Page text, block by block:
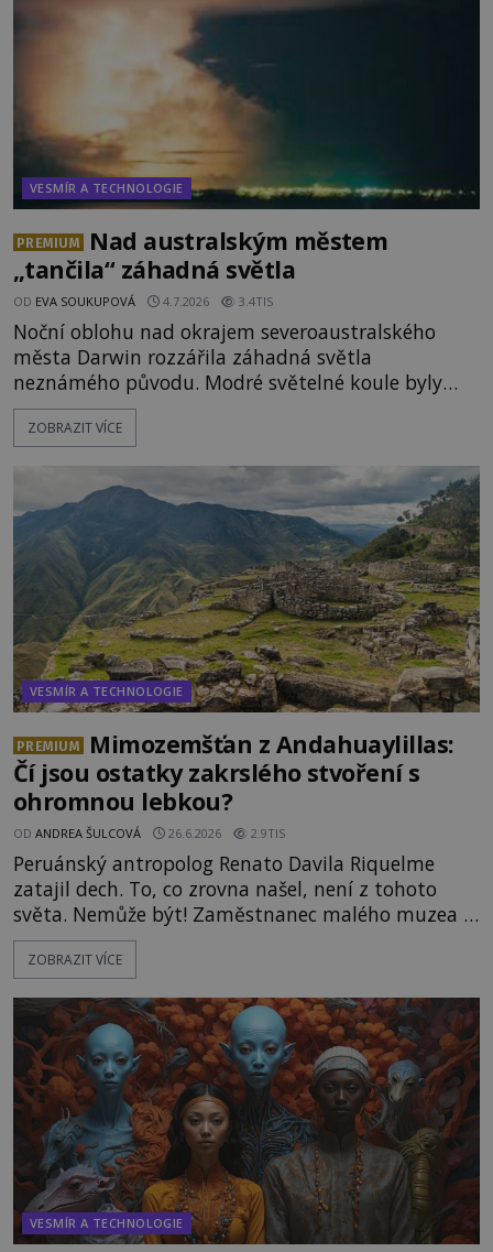
VESMÍR A TECHNOLOGIE
PREMIUM
Nad australským městem
„tančila“ záhadná světla
OD EVA SOUKUPOVÁ 4.7.2026 3.4TIS
Noční oblohu nad okrajem severoaustralského
města Darwin rozzářila záhadná světla
neznámého původu. Modré světelné koule byly
viditelné nejméně dvacet minut, během nichž se
opakovaně objevovaly a zase mizely. Svědek, který
mohlo jít o návštěvu ze světa duchů. Záhadný
záznam okamžitě rozpoutal deb
ZOBRAZIT VÍCE
VESMÍR A TECHNOLOGIE
PREMIUM
Mimozemšťan z Andahuaylillas:
Čí jsou ostatky zakrslého stvoření s
ohromnou lebkou?
OD ANDREA ŠULCOVÁ 26.6.2026 2.9TIS
Peruánský antropolog Renato Davila Riquelme
zatajil dech. To, co zrovna našel, není z tohoto
světa. Nemůže být! Zaměstnanec malého muzea v
peruánském městečku Andahuaylillas nedaleko
legendárního Cuzca pomalu sestupuje z posvátné
Právě nalezl ostatky dvou mimozemšťanů! Vědci
nad nálezem kroutí hlavou. Už na
ZOBRAZIT VÍCE
VESMÍR A TECHNOLOGIE